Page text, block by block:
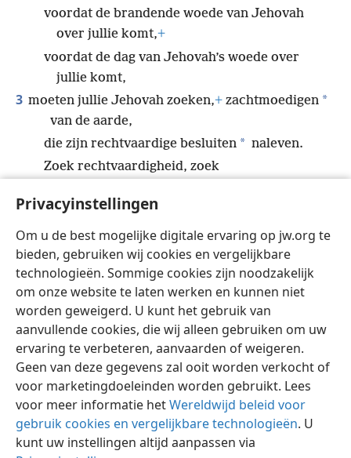
Privacyinstellingen
Om u de best mogelijke digitale ervaring op jw.org te
bieden, gebruiken wij cookies en vergelijkbare
technologieën. Sommige cookies zijn noodzakelijk
om onze website te laten werken en kunnen niet
worden geweigerd. U kunt het gebruik van
aanvullende cookies, die wij alleen gebruiken om uw
ervaring te verbeteren, aanvaarden of weigeren.
Geen van deze gegevens zal ooit worden verkocht of
voor marketingdoeleinden worden gebruikt. Lees
voor meer informatie hetWereldwijd beleid voor
gebruik cookies en vergelijkbare technologieën. U
kunt uw instellingen altijd aanpassen via
voordat de brandende woede van Jehovah
over jullie komt,+
voordat de dag van Jehovah’s woede over
jullie komt,
3 moeten jullie Jehovah zoeken,+ zachtmoedigen *
van de aarde,
die zijn rechtvaardige besluiten * naleven.
Zoek rechtvaardigheid, zoek
Misschien * word je verborgen op de dag van
Jehovah’s woede.+
Nederlands Instellingen
Copyright © 2026 Watch Tower Bible and Tract Society of Pennsylvania
Gebruiksvoorwaarden Privacybeleid
Privacyinstellingen
Inloggen